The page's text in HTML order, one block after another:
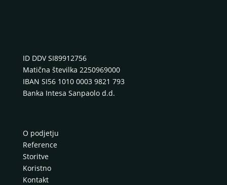
ID DDV SI89912756
Matična številka 2250969000
IBAN SI56 1010 0003 9821 793
Banka Intesa Sanpaolo d.d.
O podjetju
Reference
Storitve
Koristno
Kontakt